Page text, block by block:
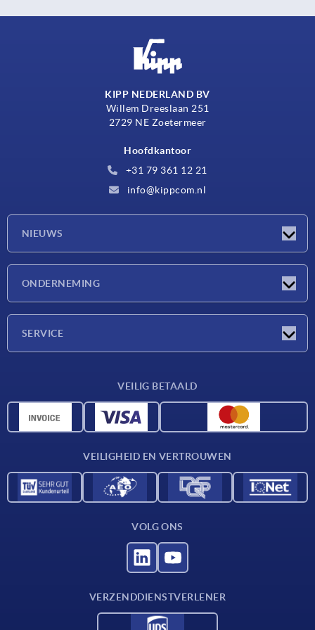
KIPP NEDERLAND BV
Willem Dreeslaan 251
2729 NE Zoetermeer
Hoofdkantoor
+31 79 361 12 21
info@kippcom.nl
NIEUWS
ONDERNEMING
SERVICE
CAD-gegevens
VEILIG BETAALD
VEILIGHEID EN VERTROUWEN
VOLG ONS
VERZENDDIENSTVERLENER